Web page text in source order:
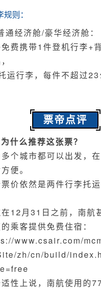
则：
通经济舱/豪华经济舱 ：
费携带1件登机行李+
运行李，每件不超过
票帝点评
什么推荐这张票？
个城市都可以出发，
便。
价依然是两件行李托
12月31日之前，南航
乘客提供免费住宿：
www.csair.com/
zh/cn/build/
适性上说，南航使用的